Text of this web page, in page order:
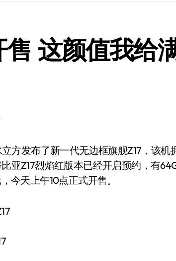
这颜值我给
亚Z17烈焰红版本已经开启预约，有
今天上午10点正式开售。